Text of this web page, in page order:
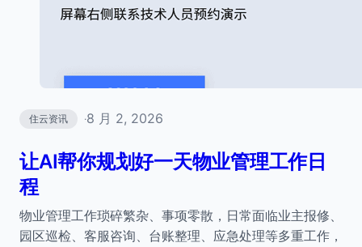
住云资讯 ·8 月 2, 2026
让AI帮你规划好一天物业管理工作日
程
物业管理工作琐碎繁杂、事项零散，日常面临业主报修、
园区巡检、客服咨询、台账整理、应急处理等多重工作，